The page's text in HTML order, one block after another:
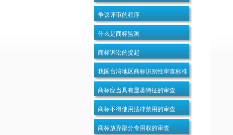
争议评审的程序
什么是商标监测
商标诉讼的提起
我国台湾地区商标识别性审查标准
商标应当具有显著特征的审查
商标不得使用法律禁用的审查
商标放弃部分专用权的审查